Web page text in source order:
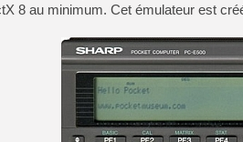
8 au minimum. Cet émulateur est